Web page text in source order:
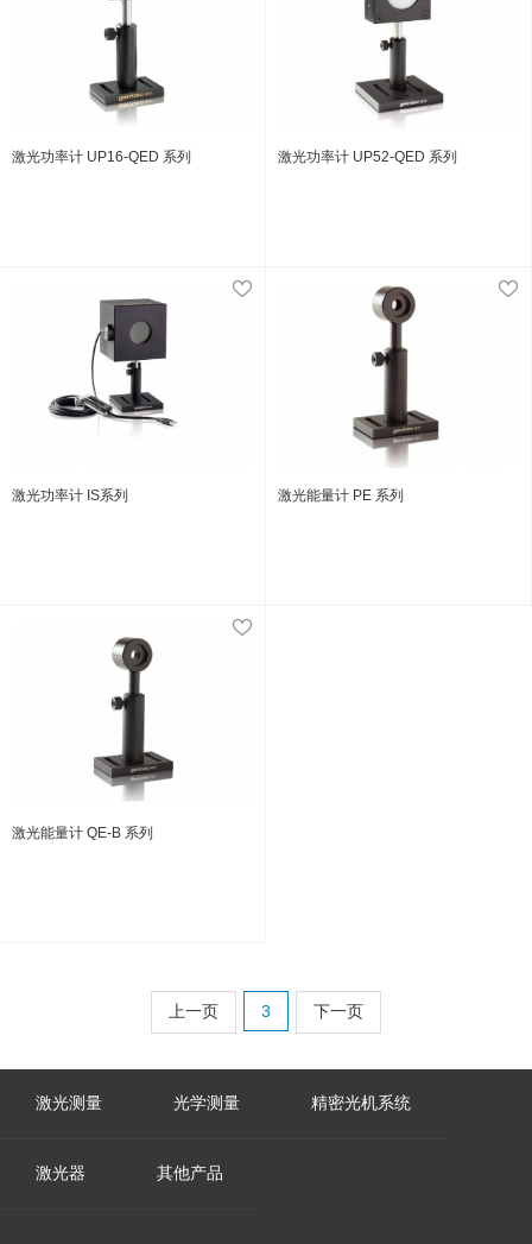
激光功率计 UP16-QED 系列 激光功率计 UP52-QED 系列
激光功率计 IS系列 激光能量计 PE 系列
激光能量计 QE-B 系列
上一页 3 下一页
激光测量 光学测量 精密光机系统
激光器 其他产品